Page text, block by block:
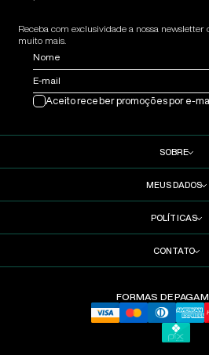
Receba com exclusividade a nossa newsletter
muito mais.
Nome
E-mail
Aceito receber promoções por e-
SOBRE
MEUS DADOS
POLÍTICAS
CONTATO
FORMAS DE